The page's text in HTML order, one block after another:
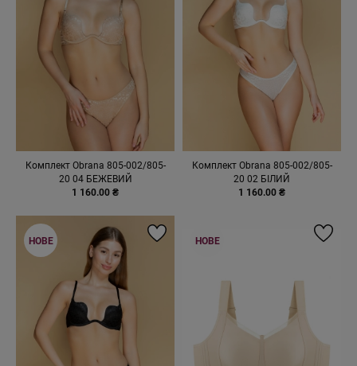
Комплект Obrana 805-002/805-
20 04 БЕЖЕВИЙ
1 160.00 ₴
Комплект Obrana 805-002/805-
20 02 БІЛИЙ
1 160.00 ₴
НОВЕ НОВЕ